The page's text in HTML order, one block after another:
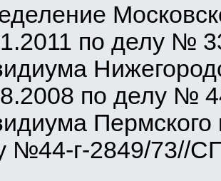
по делу №
по делу №
Пермского
№44-г-2849/73//